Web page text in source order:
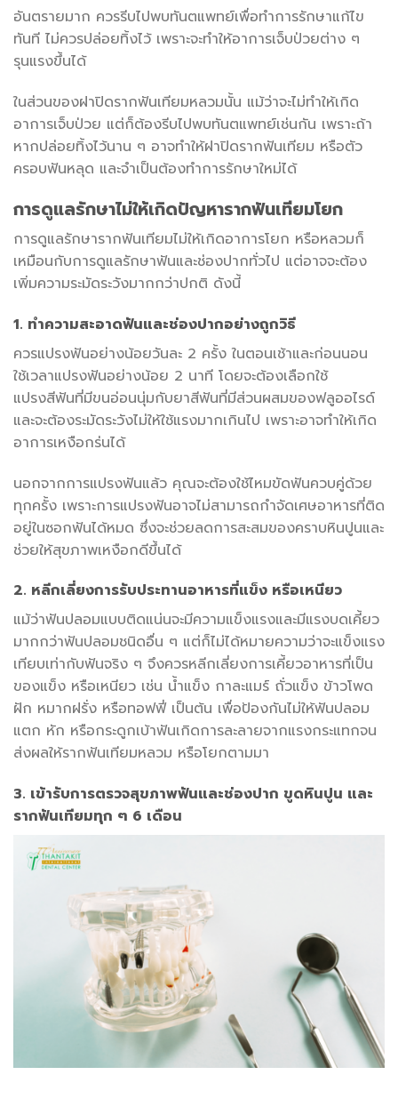
อันตรายมาก ควรรีบไปพบทันตแพทย์เพื่อทำการรักษาแก้ไข
ทันที ไม่ควรปล่อยทิ้งไว้ เพราะจะทำให้อาการเจ็บป่วยต่าง ๆ
รุนแรงขึ้นได้
ในส่วนของฝาปิดรากฟันเทียมหลวมนั้น แม้ว่าจะไม่ทำให้เกิด
อาการเจ็บป่วย แต่ก็ต้องรีบไปพบทันตแพทย์เช่นกัน เพราะถ้า
หากปล่อยทิ้งไว้นาน ๆ อาจทำให้ฝาปิดรากฟันเทียม หรือตัว
ครอบฟันหลุด และจำเป็นต้องทำการรักษาใหม่ได้
การดูแลรักษาไม่ให้เกิดปัญหารากฟันเทียมโยก
การดูแลรักษารากฟันเทียมไม่ให้เกิดอาการโยก หรือหลวมก็
เหมือนกับการดูแลรักษาฟันและช่องปากทั่วไป แต่อาจจะต้อง
เพิ่มความระมัดระวังมากกว่าปกติ ดังนี้
1. ทำความสะอาดฟันและช่องปากอย่างถูกวิธี
ควรแปรงฟันอย่างน้อยวันละ 2 ครั้ง ในตอนเช้าและก่อนนอน
ใช้เวลาแปรงฟันอย่างน้อย 2 นาที โดยจะต้องเลือกใช้
แปรงสีฟันที่มีขนอ่อนนุ่มกับยาสีฟันที่มีส่วนผสมของฟลูออไรด์
และจะต้องระมัดระวังไม่ให้ใช้แรงมากเกินไป เพราะอาจทำให้เกิด
อาการเหงือกร่นได้
นอกจากการแปรงฟันแล้ว คุณจะต้องใช้ไหมขัดฟันควบคู่ด้วย
ทุกครั้ง เพราะการแปรงฟันอาจไม่สามารถกำจัดเศษอาหารที่ติด
อยู่ในซอกฟันได้หมด ซึ่งจะช่วยลดการสะสมของคราบหินปูนและ
ช่วยให้สุขภาพเหงือกดีขึ้นได้
2. หลีกเลี่ยงการรับประทานอาหารที่แข็ง หรือเหนียว
แม้ว่าฟันปลอมแบบติดแน่นจะมีความแข็งแรงและมีแรงบดเคี้ยว
มากกว่าฟันปลอมชนิดอื่น ๆ แต่ก็ไม่ได้หมายความว่าจะแข็งแรง
เทียบเท่ากับฟันจริง ๆ จึงควรหลีกเลี่ยงการเคี้ยวอาหารที่เป็น
ของแข็ง หรือเหนียว เช่น น้ำแข็ง กาละแมร์ ถั่วแข็ง ข้าวโพด
ฝัก หมากฝรั่ง หรือทอฟฟี่ เป็นต้น เพื่อป้องกันไม่ให้ฟันปลอม
แตก หัก หรือกระดูกเบ้าฟันเกิดการละลายจากแรงกระแทกจน
ส่งผลให้รากฟันเทียมหลวม หรือโยกตามมา
3. เข้ารับการตรวจสุขภาพฟันและช่องปาก ขูดหินปูน และ
รากฟันเทียมทุก ๆ 6 เดือน